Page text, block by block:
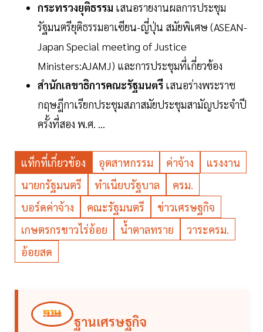
กระทรวงยุติธรรม เสนอรายงานผลการประชุม
รัฐมนตรียุติธรรมอาเซียน-ญี่ปุ่น สมัยพิเศษ (ASEAN-
Japan Special meeting of Justice
Ministers:AJAMJ) และการประชุมที่เกี่ยวข้อง
สำนักเลขาธิการคณะรัฐมนตรี เสนอร่างพระราช
กฤษฎีกาเรียกประชุมสภาสมัยประชุมสามัญประจำปี
ครั้งที่สอง พ.ศ. ...
แท็กที่เกี่ยวข้อง อุตสาหกรรม ค่าจ้าง
แรงงาน
นายกรัฐมนตรี
ทำเนียบรัฐบาล
ครม.
บอร์ดค่าจ้าง
คณะรัฐมนตรี
ข่าวเศรษฐกิจ
เกษตรกรชาวไร่อ้อย
น้ำตาลทราย
วาระครม.
อ้อยสด
ฐานเศรษฐกิจ